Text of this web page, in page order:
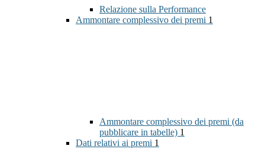
Relazione sulla Performance
Ammontare complessivo dei premi 1
Ammontare complessivo dei premi (da
pubblicare in tabelle) 1
Dati relativi ai premi 1